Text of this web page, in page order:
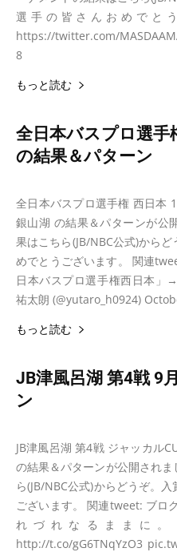
選手の皆さんおめでと
https://twitter.com/
8
もっと読む
全日本バスプロ選手
の結果＆パターン
2015年10月18日
全日本バスプロ選手権 西日本
銀山湖 の結果＆パターンが公
果はこちら(JB/NBC公式)から
めでとうございます。 関連
日本バスプロ選手権西日本
祐太朗 (@yutaro_h0924)
もっと読む
JB津風呂湖 第4戦 9
ン
2015年9月27日
JB津風呂湖 第4戦 ジャッカル
の結果＆パターンが公開され
ら(JB/NBC公式)からどうぞ。
ございます。 関連tweet: ブロ
れづれなるままに
http://t.co/gG6TNqYzO3